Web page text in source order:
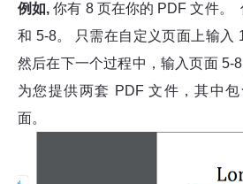
例如, 你有 8 页在你的 PDF 文件。
和 5-8。 只需在自定义页面上输入
然后在下一个过程中，输入页面 5-
为您提供两套 PDF 文件，其中
面。